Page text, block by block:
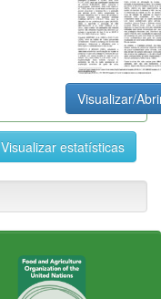
Visualizar/
Visualizar estatísticas